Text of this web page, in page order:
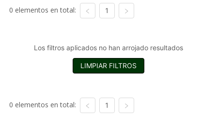
0 elementos en total: 1
Los filtros aplicados no han arrojado resultados
LIMPIAR FILTROS
0 elementos en total: 1